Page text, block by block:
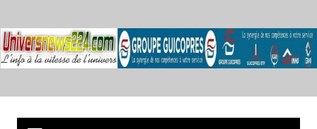
au
contenu